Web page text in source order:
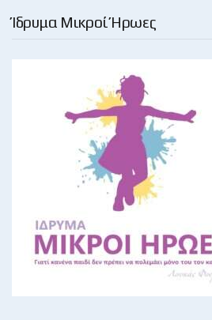
Ίδρυμα Μικροί Ήρωες